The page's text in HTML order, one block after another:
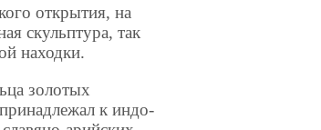
открытия, на
скульптура, так
находки.
золотых
к индо-